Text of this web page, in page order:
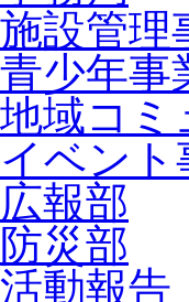
施設管理
青少年事
地域コミ
イベント
広報部
防災部
活動報告